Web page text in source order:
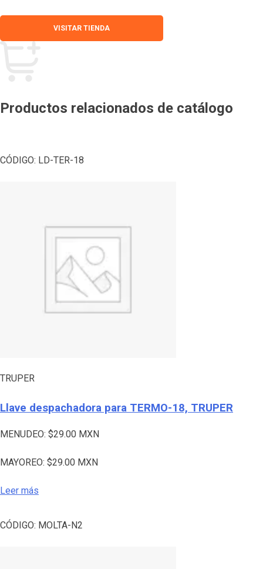
VISITAR TIENDA
Productos relacionados de catálogo
CÓDIGO: LD-TER-18
TRUPER
Llave despachadora para TERMO-18, TRUPER
MENUDEO: $29.00 MXN
MAYOREO: $29.00 MXN
Leer más
CÓDIGO: MOLTA-N2